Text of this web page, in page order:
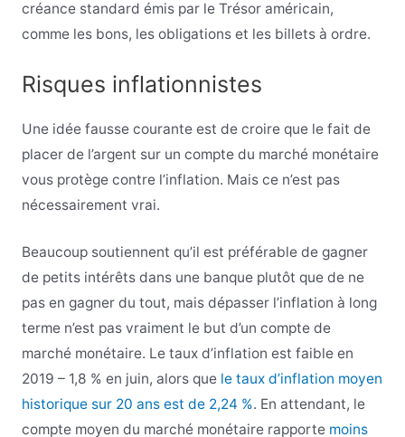
créance standard émis par le Trésor américain,
comme les bons, les obligations et les billets à ordre.
Risques inflationnistes
Une idée fausse courante est de croire que le fait de
placer de l’argent sur un compte du marché monétaire
vous protège contre l’inflation. Mais ce n’est pas
nécessairement vrai.
Beaucoup soutiennent qu’il est préférable de gagner
de petits intérêts dans une banque plutôt que de ne
pas en gagner du tout, mais dépasser l’inflation à long
terme n’est pas vraiment le but d’un compte de
marché monétaire. Le taux d’inflation est faible en
2019 – 1,8 % en juin, alors que le taux d’inflation moyen
historique sur 20 ans est de 2,24 %. En attendant, le
compte moyen du marché monétaire rapporte moins